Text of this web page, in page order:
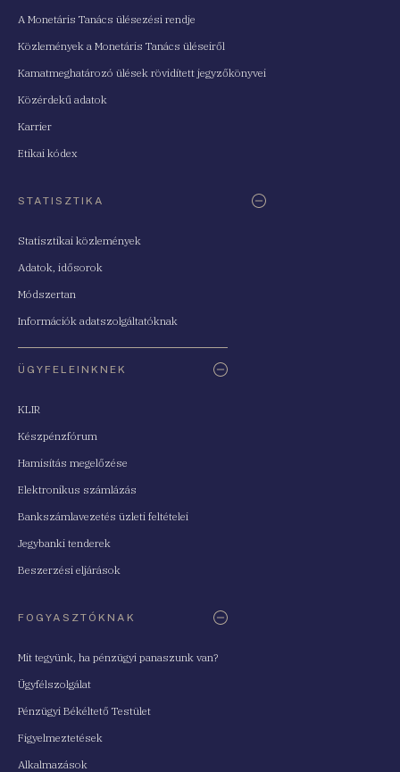
A Monetáris Tanács ülésezési rendje
Közlemények a Monetáris Tanács üléseiről
Kamatmeghatározó ülések rövidített jegyzőkönyvei
Közérdekű adatok
Karrier
Etikai kódex
STATISZTIKA
Statisztikai közlemények
Adatok, idősorok
Módszertan
Információk adatszolgáltatóknak
ÜGYFELEINKNEK
KLIR
Készpénzfórum
Hamisítás megelőzése
Elektronikus számlázás
Bankszámlavezetés üzleti feltételei
Jegybanki tenderek
Beszerzési eljárások
FOGYASZTÓKNAK
Mit tegyünk, ha pénzügyi panaszunk van?
Ügyfélszolgálat
Pénzügyi Békéltető Testület
Figyelmeztetések
Alkalmazások